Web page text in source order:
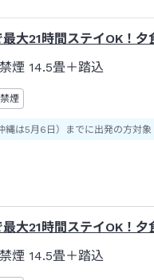
大21時間ステイOK！
煙 14.5畳＋踏込
禁煙
は5月6日）までに出発の方対象
大21時間ステイOK！
煙 14.5畳＋踏込